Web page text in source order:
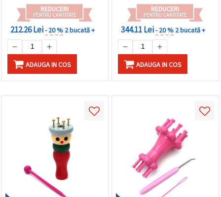
REDUCERI
PENTRU CANTITATE
212.26 Lei- 20 % 2 bucată +
ADAUGA IN COS
REDUCERI
PENTRU CANTITATE
344.11 Lei- 20 % 2 bucată +
ADAUGA IN COS